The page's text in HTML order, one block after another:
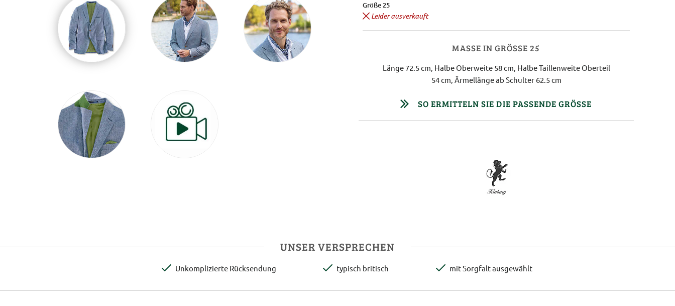
Größe 25
Leider ausverkauft
MASSE IN GRÖSSE 25
Länge 72.5 cm, Halbe Oberweite 58 cm, Halbe Taillenweite Oberteil
54 cm, Ärmellänge ab Schulter 62.5 cm
SO ERMITTELN SIE DIE PASSENDE GRÖSSE
UNSER VERSPRECHEN
Unkomplizierte Rücksendung typisch britisch mit Sorgfalt ausgewählt